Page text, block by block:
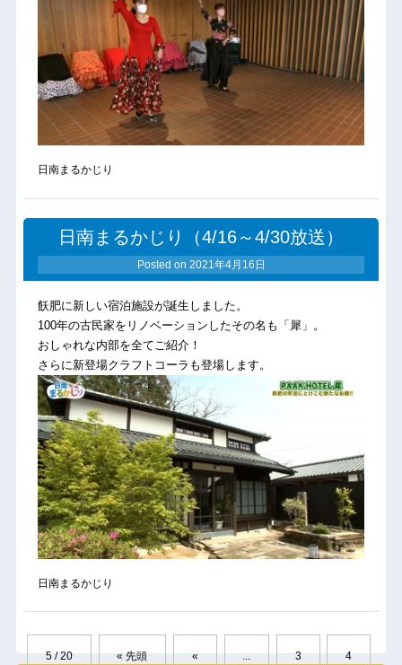
日南まるかじり
日南まるかじり（4/16～4/30放送）
Posted on 2021年4月16日
飫肥に新しい宿泊施設が誕生しました。
100年の古民家をリノベーションしたその名も「犀」。
おしゃれな内部を全てご紹介！
さらに新登場クラフトコーラも登場します。
日南まるかじり
5 / 20 « 先頭 « ... 3 4